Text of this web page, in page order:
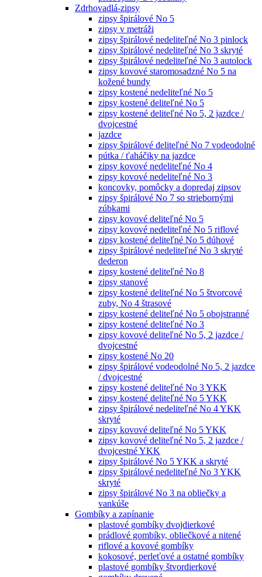
Zdrhovadlá-zipsy
zipsy špirálové No 5
zipsy v metráži
zipsy špirálové nedeliteľné No 3 pinlock
zipsy špirálové nedeliteľné No 3 skryté
zipsy špirálové nedeliteľné No 3 autolock
zipsy kovové staromosadzné No 5 na
kožené bundy
zipsy kostené nedeliteľné No 5
zipsy kostené deliteľné No 5
zipsy kostené deliteľné No 5, 2 jazdce /
dvojcestné
jazdce
zipsy špirálové deliteľné No 7 vodeodolné
pútka / ťaháčiky na jazdce
zipsy kovové nedeliteľné No 4
zipsy kovové nedeliteľné No 3
koncovky, pomôcky a dopredaj zipsov
zipsy špirálové No 7 so striebornými
zúbkami
zipsy kovové deliteľné No 5
zipsy kovové nedeliteľné No 5 riflové
zipsy kostené deliteľné No 5 dúhové
zipsy špirálové nedeliteľné No 3 skryté
dederon
zipsy kostené deliteľné No 8
zipsy stanové
zipsy kostené deliteľné No 5 štvorcové
zuby, No 4 štrasové
zipsy kostené deliteľné No 5 obojstranné
zipsy kostené deliteľné No 3
zipsy kovové deliteľné No 5, 2 jazdce /
dvojcestné
zipsy kostené No 20
zipsy špirálové vodeodolné No 5, 2 jazdce
/ dvojcestné
zipsy kostené deliteľné No 3 YKK
zipsy kostené deliteľné No 5 YKK
zipsy špirálové nedeliteľné No 4 YKK
skryté
zipsy kovové deliteľné No 5 YKK
zipsy kovové deliteľné No 5, 2 jazdce /
dvojcestné YKK
zipsy špirálové No 5 YKK a skryté
zipsy špirálové nedeliteľné No 3 YKK
skryté
zipsy špirálové No 3 na obliečky a
vankúše
Gombíky a zapínanie
plastové gombíky dvojdierkové
prádlové gombíky, obliečkové a nitené
riflové a kovové gombíky
kokosové, perleťové a ostatné gombíky
plastové gombíky štvordierkové